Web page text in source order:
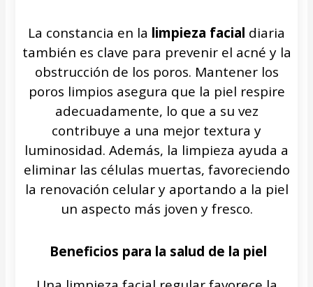
La constancia en la limpieza facial diaria
también es clave para prevenir el acné y la
obstrucción de los poros. Mantener los
poros limpios asegura que la piel respire
adecuadamente, lo que a su vez
contribuye a una mejor textura y
luminosidad. Además, la limpieza ayuda a
eliminar las células muertas, favoreciendo
la renovación celular y aportando a la piel
un aspecto más joven y fresco.
Beneficios para la salud de la piel